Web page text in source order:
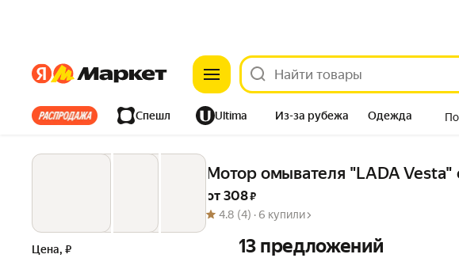
ЯндексЯндекс
Все хиты Спешл Ultima Из-за рубежа Одежда
Дом Ремонт Детям Красота
Мотор омывателя "LADA Vesta"
от 308 ₽
4.8 (4) · 6 купили
Цена, ₽ 13 предложений